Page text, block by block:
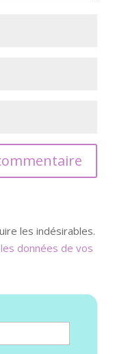
les indésirables.
données de vos